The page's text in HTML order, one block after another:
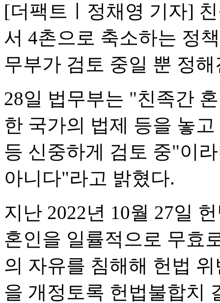
[더팩트ㅣ정채영 기자]
서 4촌으로 축소하는 정
무부가 검토 중일 뿐 정
28일 법무부는 "친족간
한 국가의 법제 등을 놓
등 신중하게 검토 중"이
아니다"라고 밝혔다.
지난 2022년 10월 27일
혼인을 일률적으로 무효
의 자유를 침해해 헌법
을 개정토록 헌법불합치